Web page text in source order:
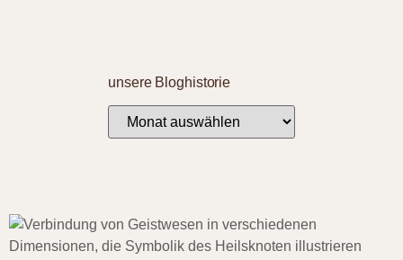
unsere Bloghistorie